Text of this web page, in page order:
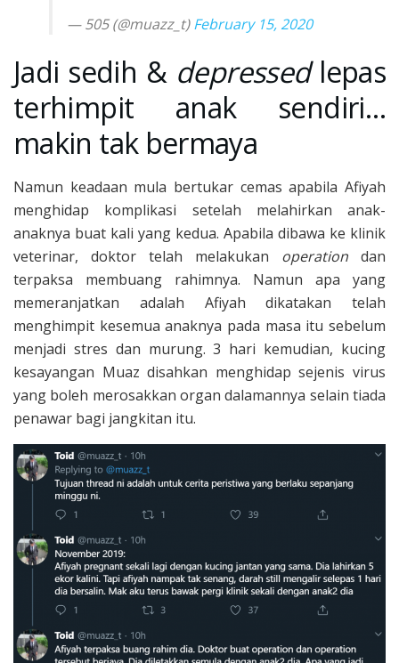
— 505 (@muazz_t)February 15, 2020
Jadi sedih & depressedlepas
terhimpit anak sendiri…
makin tak bermaya
Namun keadaan mula bertukar cemas apabila Afiyah
menghidap komplikasi setelah melahirkan anak-
anaknya buat kali yang kedua. Apabila dibawa ke klinik
veterinar, doktor telah melakukan operation dan
terpaksa membuang rahimnya. Namun apa yang
memeranjatkan adalah Afiyah dikatakan telah
menghimpit kesemua anaknya pada masa itu sebelum
menjadi stres dan murung. 3 hari kemudian, kucing
kesayangan Muaz disahkan menghidap sejenis virus
yang boleh merosakkan organ dalamannya selain tiada
penawar bagi jangkitan itu.